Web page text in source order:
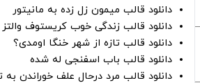
دانلود قالب میمون زل زده به مانیتور
دانلود قالب زندگی خوب کریستوف والتز
دانلود قالب تازه از شهر خنگا اومدی؟
دانلود قالب باب اسفنجی له شده
دانلود قالب مرد درحال علف خوراندن